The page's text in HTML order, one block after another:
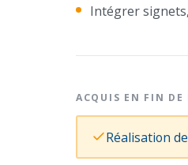
Intégrer
ACQUIS EN FIN DE
Réalisation